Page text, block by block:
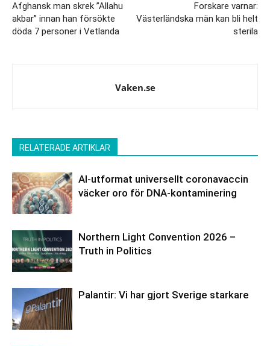
Afghansk man skrek ”Allahu
akbar” innan han försökte
döda 7 personer i Vetlanda
Forskare varnar:
Västerländska män kan bli helt
sterila
Vaken.se
RELATERADE ARTIKLAR
AI-utformat universellt coronavaccin
väcker oro för DNA-kontaminering
Northern Light Convention 2026 –
Truth in Politics
Palantir: Vi har gjort Sverige starkare